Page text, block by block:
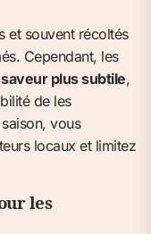
et souvent récoltés
Cependant, les
saveur plus subtile,
de les
vous
locaux et limitez
les